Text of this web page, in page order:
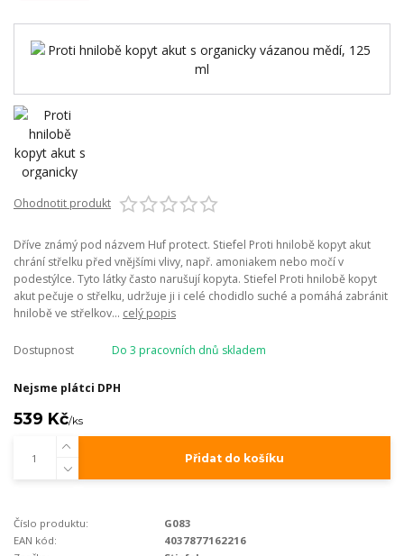
Ohodnotit produkt
Dříve známý pod názvem Huf protect. Stiefel Proti hnilobě kopyt akut
chrání střelku před vnějšími vlivy, např. amoniakem nebo močí v
podestýlce. Tyto látky často narušují kopyta. Stiefel Proti hnilobě kopyt
akut pečuje o střelku, udržuje ji i celé chodidlo suché a pomáhá zabránit
hnilobě ve střelkov... celý popis
Dostupnost Do 3 pracovních dnů skladem
Nejsme plátci DPH
539 Kč/ks
Přidat do košíku
Číslo produktu:
G083
EAN kód:
4037877162216